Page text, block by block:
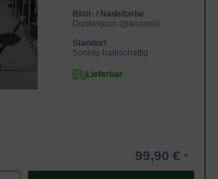
Blatt- / Nadelfarbe
Dunkelgrün (glänzend)
Standort
Sonnig-halbschattig
Lieferbar
99,90 €